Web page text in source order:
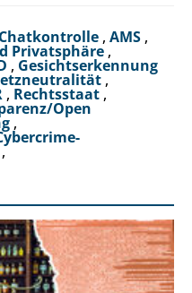
Chatkontrolle , AMS ,
Privatsphäre ,
, Gesichtserkennung
,
, Rechtsstaat ,
Open
,
,